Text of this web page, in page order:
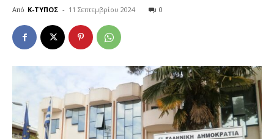
Από Κ-ΤΥΠΟΣ - 11 Σεπτεμβρίου 2024 0